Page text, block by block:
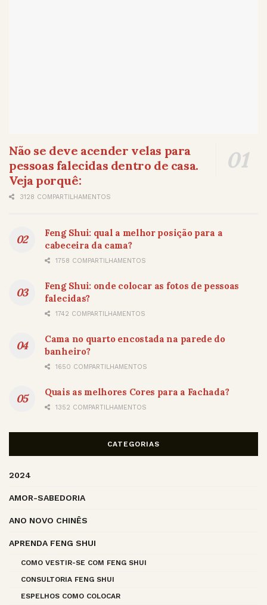
Não se deve acender velas para
pessoas falecidas dentro de casa.
Veja porquê:
3128 COMPARTILHAMENTOS
Feng Shui: qual a melhor posição para a
cabeceira da cama?
1758 COMPARTILHAMENTOS
Feng Shui: onde colocar as fotos de pessoas
falecidas?
1742 COMPARTILHAMENTOS
Cama no quarto encostada na parede do
banheiro?
1650 COMPARTILHAMENTOS
Quais as melhores Cores para a Fachada?
1352 COMPARTILHAMENTOS
CATEGORIAS
2024
AMOR-SABEDORIA
ANO NOVO CHINÊS
APRENDA FENG SHUI
COMO VESTIR-SE COM FENG SHUI
CONSULTORIA FENG SHUI
ESPELHOS COMO COLOCAR